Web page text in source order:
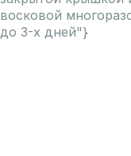
восковой
до 3-х дней"}